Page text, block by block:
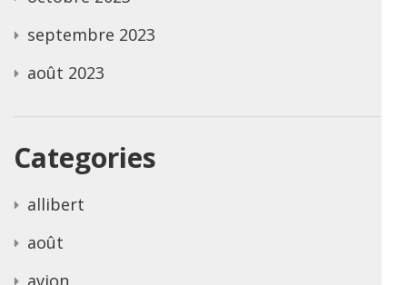
septembre 2023
août 2023
Categories
allibert
août
avion